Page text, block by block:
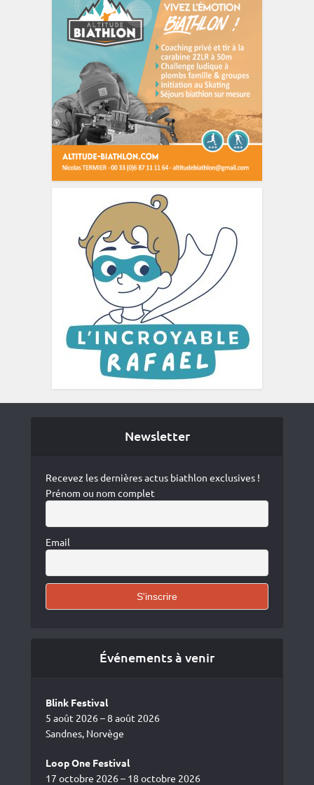
Newsletter
Recevez les dernières actus biathlon exclusives !
Prénom ou nom complet
Email
Événements à venir
Blink Festival
5 août 2026 – 8 août 2026
Sandnes, Norvège
Loop One Festival
17 octobre 2026 – 18 octobre 2026